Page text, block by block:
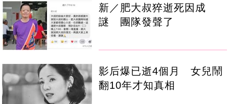
新／肥大叔猝逝死因成
謎 團隊發聲了
影后爆已逝4個月 女兒鬧
翻10年才知真相